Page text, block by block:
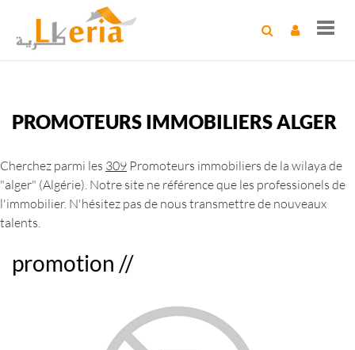
PROMOTEURS IMMOBILIERS ALGER
Cherchez parmi les 309 Promoteurs immobiliers de la wilaya de
"alger" (Algérie). Notre site ne référence que les professionels de
l'immobilier. N'hésitez pas de nous transmettre de nouveaux
talents.
promotion //